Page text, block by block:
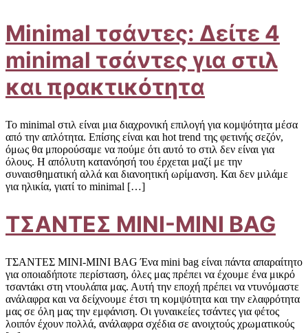
Minimal τσάντες: Δείτε 4
minimal τσάντες για στιλ
και πρακτικότητα
Το minimal στιλ είναι μια διαχρονική επιλογή για κομψότητα μέσα
από την απλότητα. Επίσης είναι και hot trend της φετινής σεζόν,
όμως θα μπορούσαμε να πούμε ότι αυτό το στιλ δεν είναι για
όλους. Η απόλυτη κατανόησή του έρχεται μαζί με την
συναισθηματική αλλά και διανοητική ωρίμανση. Και δεν μιλάμε
για ηλικία, γιατί το minimal […]
ΤΣΑΝΤΕΣ MINI-MINI BAG
ΤΣΑΝΤΕΣ MINI-MINI BAG Ένα mini bag είναι πάντα απαραίτητο
για οποιαδήποτε περίσταση, όλες μας πρέπει να έχουμε ένα μικρό
τσαντάκι στη ντουλάπα μας. Αυτή την εποχή πρέπει να ντυνόμαστε
ανάλαφρα και να δείχνουμε έτσι τη κομψότητα και την ελαφρότητα
μας σε όλη μας την εμφάνιση. Οι γυναικείες τσάντες για φέτος
λοιπόν έχουν πολλά, ανάλαφρα σχέδια σε ανοιχτούς χρωματικούς